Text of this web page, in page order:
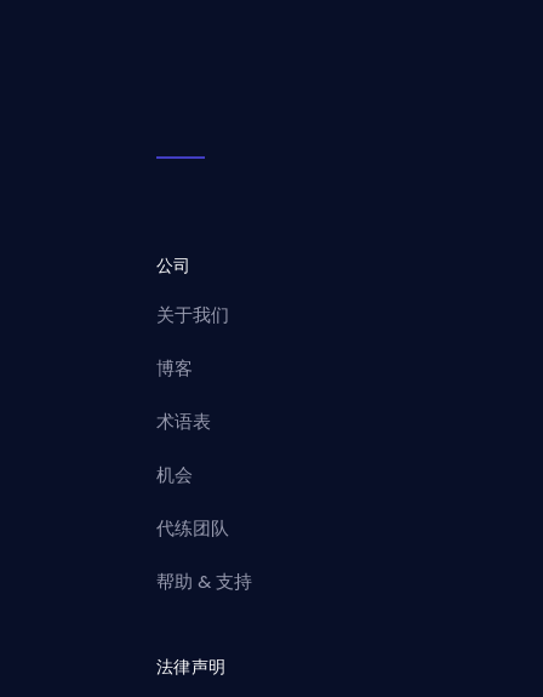
公司
关于我们
博客
术语表
机会
代练团队
帮助 & 支持
法律声明